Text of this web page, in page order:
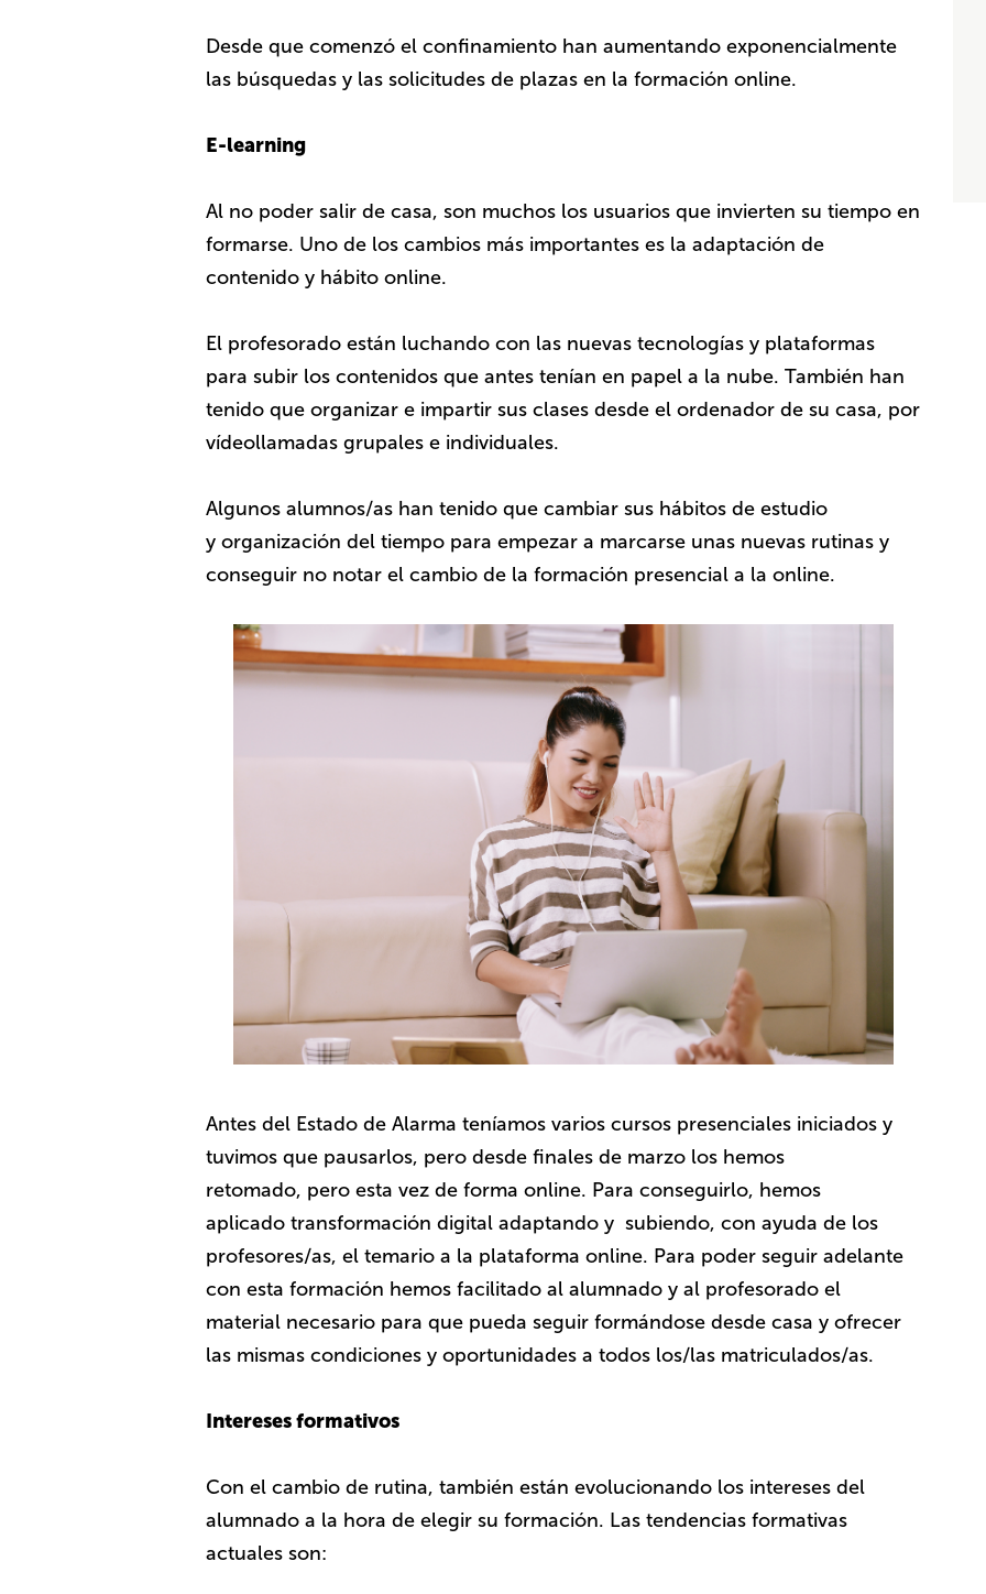
Desde que comenzó el confinamiento han aumentando exponencialmente
las búsquedas y las solicitudes de plazas en la formación online.
E-learning
Al no poder salir de casa, son muchos los usuarios que invierten su tiempo en
formarse. Uno de los cambios más importantes es la adaptación de
contenido y hábito online.
El profesorado están luchando con las nuevas tecnologías y plataformas
para subir los contenidos que antes tenían en papel a la nube. También han
tenido que organizar e impartir sus clases desde el ordenador de su casa, por
vídeollamadas grupales e individuales.
Algunos alumnos/as han tenido que cambiar sus hábitos de estudio
y organización del tiempo para empezar a marcarse unas nuevas rutinas y
conseguir no notar el cambio de la formación presencial a la online.
Antes del Estado de Alarma teníamos varios cursos presenciales iniciados y
tuvimos que pausarlos, pero desde finales de marzo los hemos
retomado, pero esta vez de forma online. Para conseguirlo, hemos
aplicado transformación digital adaptando y subiendo, con ayuda de los
profesores/as, el temario a la plataforma online. Para poder seguir adelante
con esta formación hemos facilitado al alumnado y al profesorado el
material necesario para que pueda seguir formándose desde casa y ofrecer
las mismas condiciones y oportunidades a todos los/las matriculados/as.
Intereses formativos
Con el cambio de rutina, también están evolucionando los intereses del
alumnado a la hora de elegir su formación. Las tendencias formativas
actuales son: